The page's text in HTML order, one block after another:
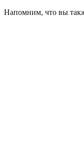
Напомним, что вы